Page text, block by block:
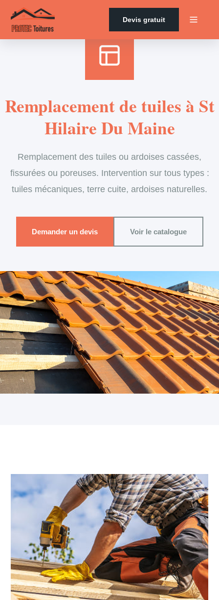
Devis gratuit
Remplacement de tuiles à St
Hilaire Du Maine
Remplacement des tuiles ou ardoises cassées,
fissurées ou poreuses. Intervention sur tous types :
tuiles mécaniques, terre cuite, ardoises naturelles.
Demander un devis Voir le catalogue